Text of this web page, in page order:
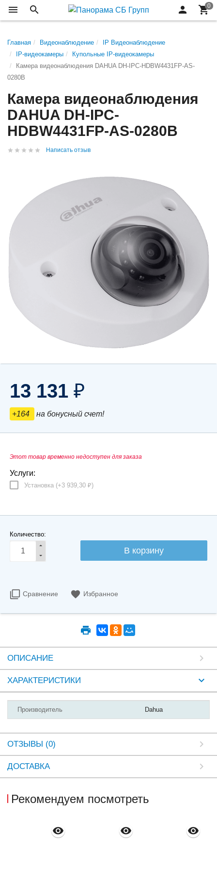
Главная Видеонаблюдение
IP Видеонаблюдение
IP-видеокамеры
Купольные IP-видеокамеры
Камера видеонаблюдения DAHUA DH-IPC-HDBW4431FP-AS-
0280B
Камера видеонаблюдения
DAHUA DH-IPC-
HDBW4431FP-AS-0280B
Написать отзыв
13 131 ₽
+164 на бонусный счет!
Этот товар временно недоступен для заказа
Услуги:
Установка (+3 939,30 ₽)
Количество:
Сравнение Избранное
ОПИСАНИЕ
ХАРАКТЕРИСТИКИ
Производитель Dahua
ОТЗЫВЫ (0)
ДОСТАВКА
Рекомендуем посмотреть